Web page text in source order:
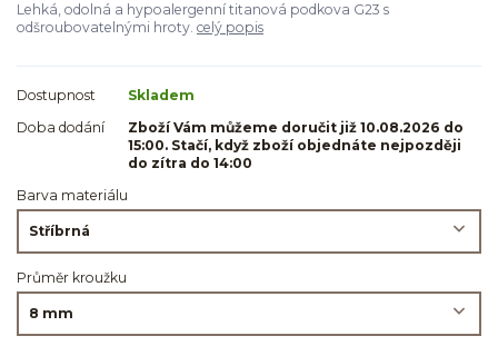
Lehká, odolná a hypoalergenní titanová podkova G23 s
odšroubovatelnými hroty. celý popis
Dostupnost
Skladem
Doba dodání
Zboží Vám můžeme doručit již 10.08.2026 do
15:00. Stačí, když zboží objednáte nejpozději
do zítra do 14:00
Barva materiálu
Průměr kroužku